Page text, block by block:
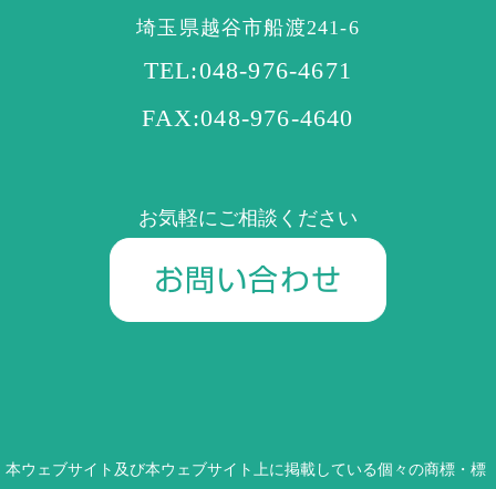
埼玉県越谷市船渡241-6
TEL:048-976-4671
FAX:048-976-4640
お気軽にご相談ください
お問い合わせ
本ウェブサイト及び本ウェブサイト上に掲載している個々の商標・標